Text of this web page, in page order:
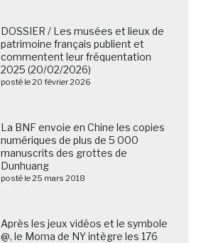
DOSSIER / Les musées et lieux de
patrimoine français publient et
commentent leur fréquentation
2025 (20/02/2026)
posté le 20 février 2026
La BNF envoie en Chine les copies
numériques de plus de 5 000
manuscrits des grottes de
Dunhuang
posté le 25 mars 2018
Après les jeux vidéos et le symbole
@, le Moma de NY intègre les 176